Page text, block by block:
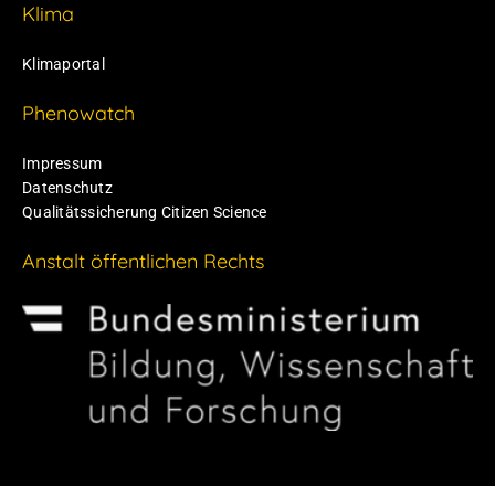
Klima
Klimaportal
Phenowatch
Impressum
Datenschutz
Qualitätssicherung Citizen Science
Anstalt öffentlichen Rechts